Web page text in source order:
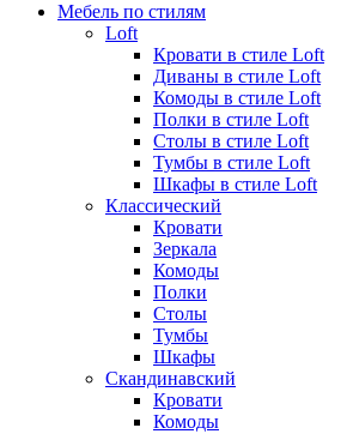
Мебель по стилям
Loft
Кровати в стиле Loft
Диваны в стиле Loft
Комоды в стиле Loft
Полки в стиле Loft
Столы в стиле Loft
Тумбы в стиле Loft
Шкафы в стиле Loft
Классический
Кровати
Зеркала
Комоды
Полки
Столы
Тумбы
Шкафы
Скандинавский
Кровати
Комоды